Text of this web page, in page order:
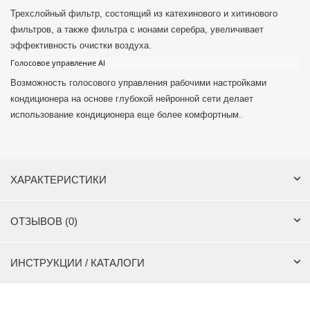
Трехслойный фильтр, состоящий из катехинового и хитинового
фильтров, а также фильтра с ионами серебра, увеличивает
эффективность очистки воздуха.
Голосовое управление AI
Возможность голосового управления рабочими настройками
кондиционера на основе глубокой нейронной сети делает
использование кондиционера еще более комфортным.
ХАРАКТЕРИСТИКИ
ОТЗЫВОВ (0)
ИНСТРУКЦИИ / КАТАЛОГИ